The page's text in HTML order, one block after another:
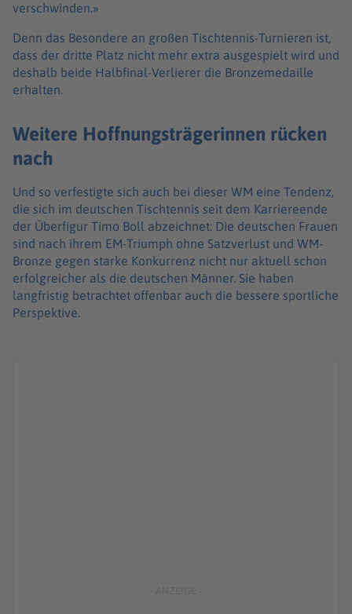
verschwinden.»
Denn das Besondere an großen Tischtennis-Turnieren ist,
dass der dritte Platz nicht mehr extra ausgespielt wird und
deshalb beide Halbfinal-Verlierer die Bronzemedaille
erhalten.
Weitere Hoffnungsträgerinnen rücken
nach
Und so verfestigte sich auch bei dieser WM eine Tendenz,
die sich im deutschen Tischtennis seit dem Karriereende
der Überfigur Timo Boll abzeichnet: Die deutschen Frauen
sind nach ihrem EM-Triumph ohne Satzverlust und WM-
Bronze gegen starke Konkurrenz nicht nur aktuell schon
erfolgreicher als die deutschen Männer. Sie haben
langfristig betrachtet offenbar auch die bessere sportliche
Perspektive.